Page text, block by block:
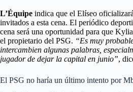
L’Équipe indica que el Elíseo
invitados a esta cena. El periódico
cena será una oportunidad para que
el propietario del PSG. “Es muy
intercambien algunas palabras,
jugador de dejar la capital en junio”,
El PSG no haría un último intento por